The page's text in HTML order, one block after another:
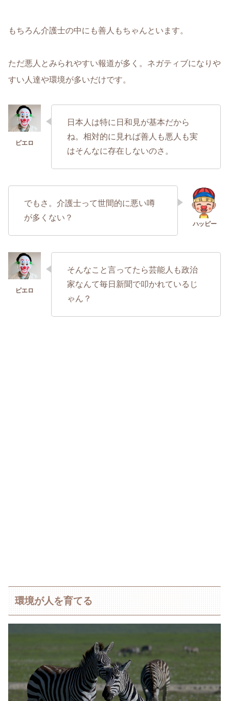
もちろん介護士の中にも善人もちゃんといます。
ただ悪人とみられやすい報道が多く。ネガティブになりや
すい人達や環境が多いだけです。
日本人は特に日和見が基本だから
ね。相対的に見れば善人も悪人も実
はそんなに存在しないのさ。
でもさ。介護士って世間的に悪い噂
が多くない？
そんなこと言ってたら芸能人も政治
家なんて毎日新聞で叩かれているじ
ゃん？
環境が人を育てる